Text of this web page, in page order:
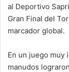
al Deportivo
Gran Final del
marcador global.
En un juego muy
manudos